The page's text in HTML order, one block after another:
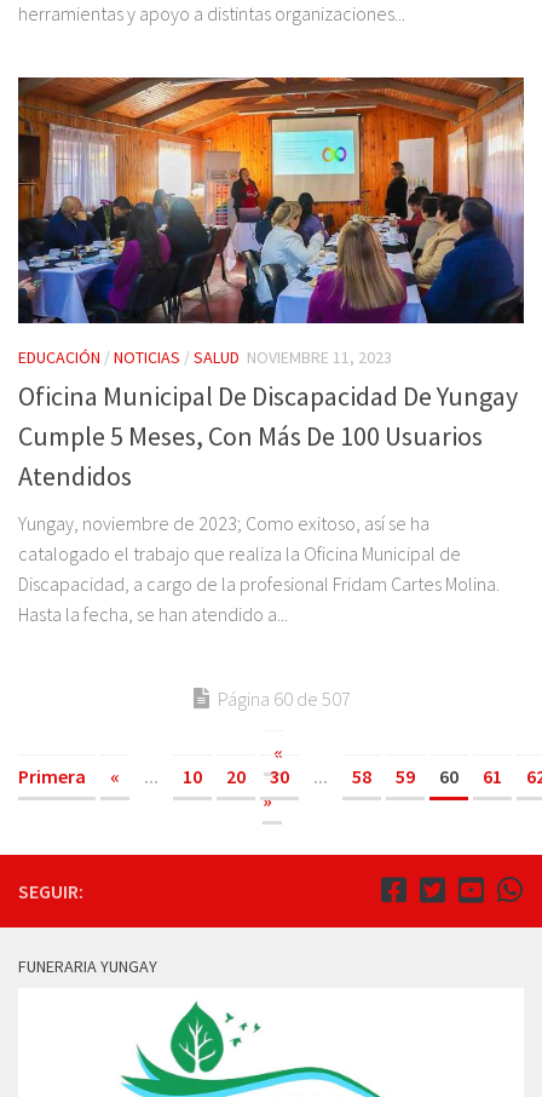
herramientas y apoyo a distintas organizaciones...
EDUCACIÓN /NOTICIAS /SALUD NOVIEMBRE 11, 2023
Oficina Municipal De Discapacidad De Yungay
Cumple 5 Meses, Con Más De 100 Usuarios
Atendidos
Yungay, noviembre de 2023; Como exitoso, así se ha
catalogado el trabajo que realiza la Oficina Municipal de
Discapacidad, a cargo de la profesional Fridam Cartes Molina.
Hasta la fecha, se han atendido a...
Página 60 de 507
«
Primera
« ... 10 20 30 ... 58 59 60 61
»
SEGUIR:
FUNERARIA YUNGAY